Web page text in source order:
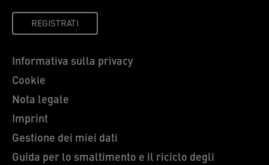
REGISTRATI
Informativa sulla privacy
Cookie
Nota legale
Imprint
Gestione dei miei dati
Guida per lo smaltimento e il riciclo degli